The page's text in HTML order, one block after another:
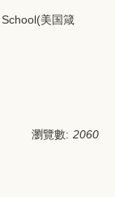
美国箴
瀏覽數: 2060